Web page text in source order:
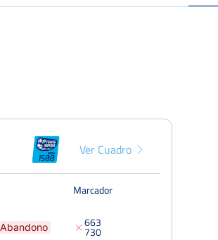
Del 29 al 04 de mayo, 2024
Ver Cuadro
Marcador
Abandono 6
7
6
3
3
0